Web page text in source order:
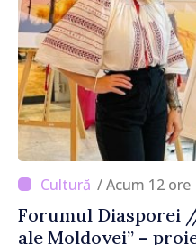
/ Acum 12 ore
Forumul Diasporei
ale Moldovei” –